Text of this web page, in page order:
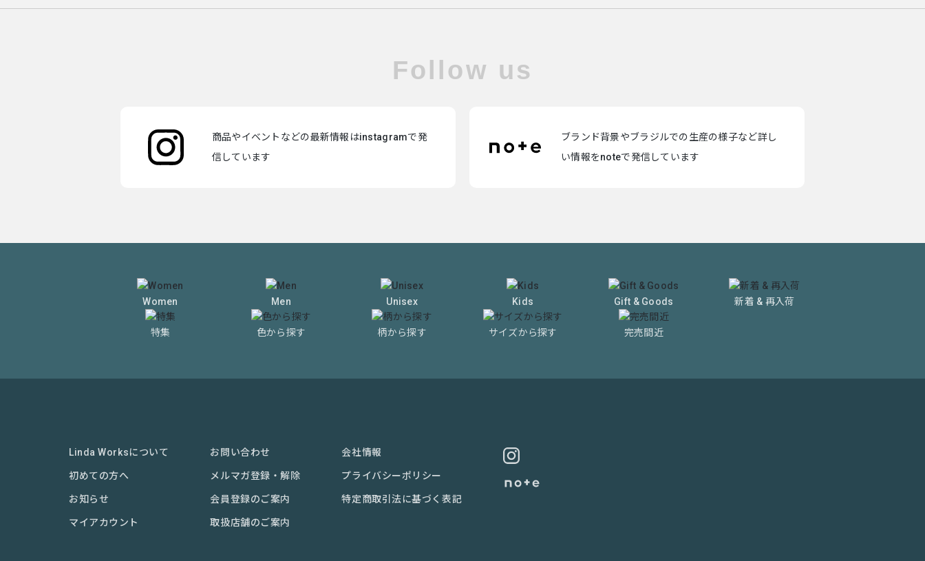
Follow us
商品やイベントなどの最新情報はinstagramで発
信しています
ブランド背景やブラジルでの生産の様子など詳し
い情報をnoteで発信しています
Women Men Unisex Kids Gift & Goods 新着 & 再入荷
特集 色から探す 柄から探す サイズから探す 完売間近
Linda Worksについて
初めての方へ
お知らせ
マイアカウント
お問い合わせ
メルマガ登録・解除
会員登録のご案内
取扱店舗のご案内
会社情報
プライバシーポリシー
特定商取引法に基づく表記